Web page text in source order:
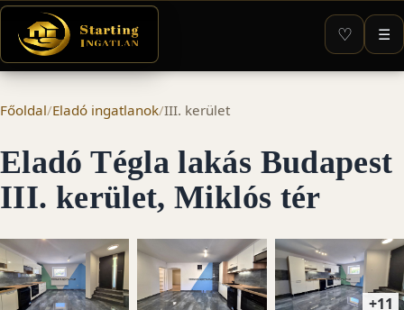
♡ ☰
Főoldal/Eladó ingatlanok/III. kerület
Eladó Tégla lakás Budapest
III. kerület, Miklós tér
+11